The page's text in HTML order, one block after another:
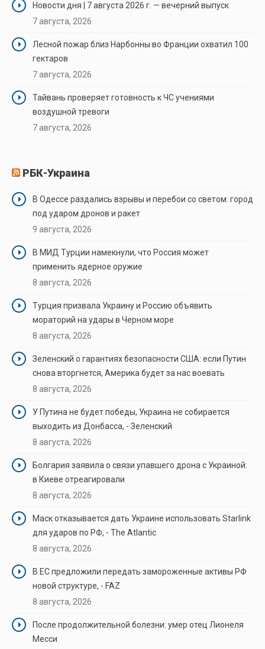
Новости дня | 7 августа 2026 г. — вечерний выпуск
7 августа, 2026
Лесной пожар близ Нарбонны во Франции охватил 100
гектаров
7 августа, 2026
Тайвань проверяет готовность к ЧС учениями
воздушной тревоги
7 августа, 2026
РБК-Украина
В Одессе раздались взрывы и перебои со светом: город
под ударом дронов и ракет
9 августа, 2026
В МИД Турции намекнули, что Россия может
применить ядерное оружие
8 августа, 2026
Турция призвала Украину и Россию объявить
мораторий на удары в Черном море
8 августа, 2026
Зеленский о гарантиях безопасности США: если Путин
снова вторгнется, Америка будет за нас воевать
8 августа, 2026
У Путина не будет победы, Украина не собирается
выходить из Донбасса, - Зеленский
8 августа, 2026
Болгария заявила о связи упавшего дрона с Украиной:
в Киеве отреагировали
8 августа, 2026
Маск отказывается дать Украине использовать Starlink
для ударов по РФ, - The Atlantic
8 августа, 2026
В ЕС предложили передать замороженные активы РФ
новой структуре, - FAZ
8 августа, 2026
После продолжительной болезни: умер отец Лионеля
Месси